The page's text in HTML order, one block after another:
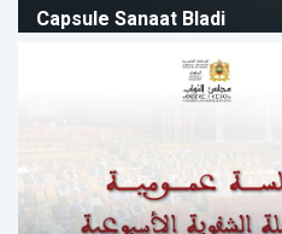
Capsule Sanaat Bladi